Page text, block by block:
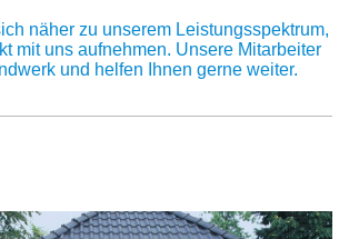
näher zu unserem Leistungsspektrum,
mit uns aufnehmen. Unsere Mitarbeiter
und helfen Ihnen gerne weiter.